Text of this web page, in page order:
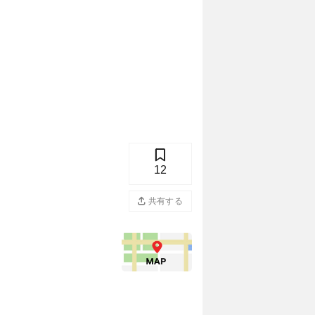
12
共有する